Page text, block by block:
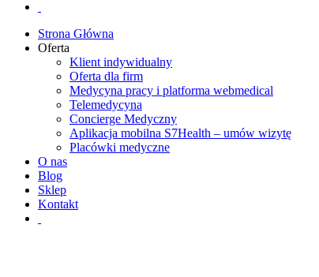
Strona Główna
Oferta
Klient indywidualny
Oferta dla firm
Medycyna pracy i platforma webmedical
Telemedycyna
Concierge Medyczny
Aplikacja mobilna S7Health – umów wizytę
Placówki medyczne
O nas
Blog
Sklep
Kontakt